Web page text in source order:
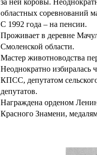
областных соревнований
С 1992 года – на пенсии.
Проживает в деревне
Смоленской области.
Мастер животноводства
Неоднократно избиралась
КПСС, депутатом
депутатов.
Награждена орденом
Красного Знамени,